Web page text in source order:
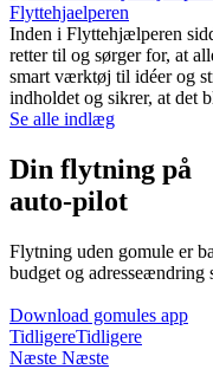
Flyttehjaelperen
Inden i Flyttehjælperen
retter til og sørger for, at
smart værktøj til idéer og
indholdet og sikrer, at det
Se alle indlæg
Din flytning på
auto-pilot
Flytning uden gomule er
budget og adresseændring
Download gomules app
TidligereTidligere
Næste Næste